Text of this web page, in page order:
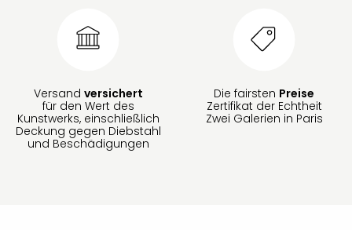
Versand versichert
für den Wert des
Kunstwerks, einschließlich
Deckung gegen Diebstahl
und Beschädigungen
Die fairsten Preise
Zertifikat der Echtheit
Zwei Galerien in Paris